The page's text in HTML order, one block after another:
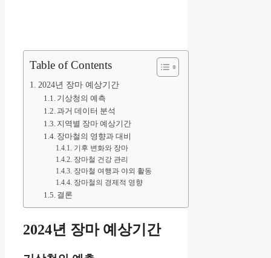
Table of Contents
2024년 장마 예상기간
기상청의 예측
과거 데이터 분석
지역별 장마 예상기간
장마철의 영향과 대비
기후 변화와 장마
장마철 건강 관리
장마철 여행과 야외 활동
장마철의 경제적 영향
결론
2024년 장마 예상기간